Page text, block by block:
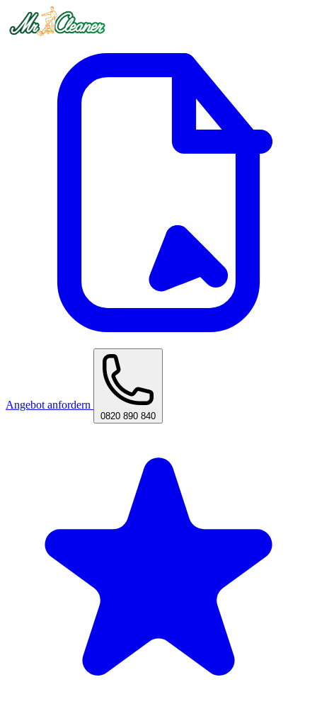
Angebot anfordern
0820 890 840